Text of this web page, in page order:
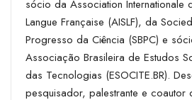
sócio da Association Internationale
Langue Française (AISLF), da
Progresso da Ciência (SBPC) e
Associação Brasileira de Estudos
das Tecnologias (ESOCITE.BR).
pesquisador, palestrante e coautor